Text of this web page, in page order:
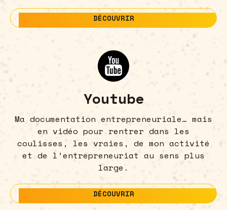
DÉCOUVRIR
DÉCOUVRIR
Youtube
Ma documentation entrepreneuriale… mais
en vidéo pour rentrer dans les
coulisses, les vraies, de mon activité
et de l’entrepreneuriat au sens plus
large.
DÉCOUVRIR
DÉCOUVRIR